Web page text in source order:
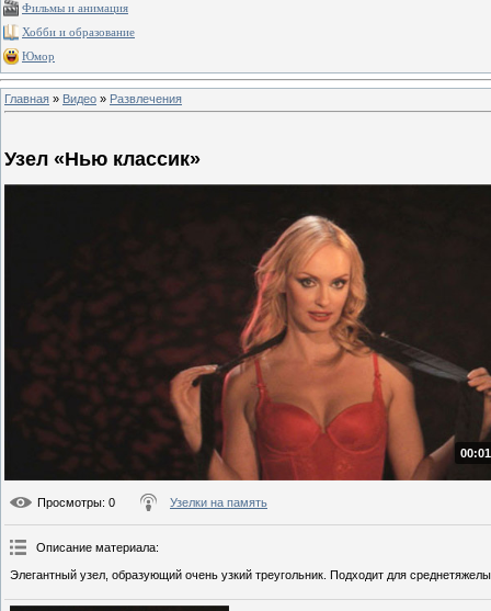
Фильмы и анимация
Хобби и образование
Юмор
Главная » Видео » Развлечения
Узел «Нью классик»
Просмотры: 0 Узелки на память
Описание материала:
Элегантный узел, образующий очень узкий треугольник. Подходит для